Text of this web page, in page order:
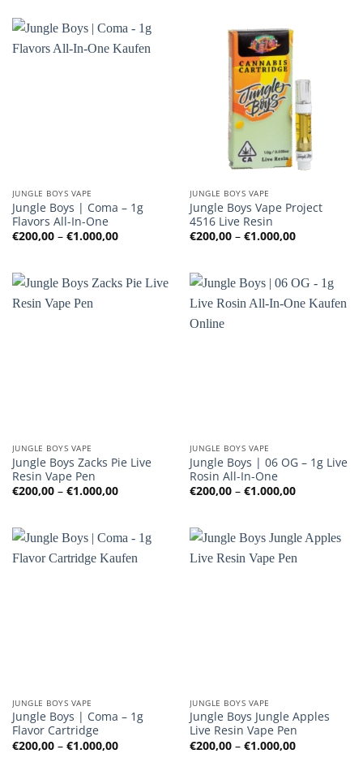
JUNGLE BOYS VAPE
Jungle Boys | Coma – 1g
Flavors All-In-One
€200,00 – €1.000,00Preisspanne:
JUNGLE BOYS VAPE
Jungle Boys Vape Project
4516 Live Resin
€200,00 – €1.000,00
JUNGLE BOYS VAPE
Jungle Boys Zacks Pie Live
Resin Vape Pen
€200,00 – €1.000,00Preisspanne:
€200,00
JUNGLE BOYS VAPE
Jungle Boys | 06 OG – 1g Live
Rosin All-In-One
€200,00 – €1.000,00
€200,00
JUNGLE BOYS VAPE
Jungle Boys | Coma – 1g
Flavor Cartridge
€200,00 – €1.000,00Preisspanne:
€200,00
JUNGLE BOYS VAPE
Jungle Boys Jungle Apples
Live Resin Vape Pen
€200,00 – €1.000,00
€200,00